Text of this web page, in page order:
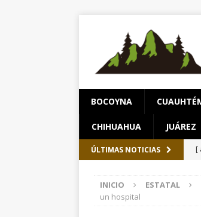
BOCOYNA
CHIHUAHUA JUÁREZ
ÚLTIMAS NOTICIAS [
INICIO ESTATAL
un hospital